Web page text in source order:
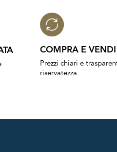
COMPRA E
Prezzi chiari e
riservatezza